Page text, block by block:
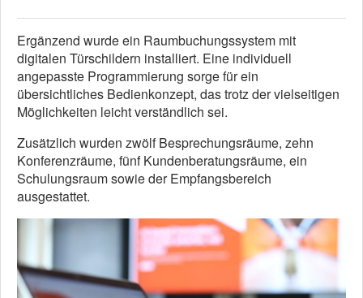
Ergänzend wurde ein Raumbuchungssystem mit
digitalen Türschildern installiert. Eine individuell
angepasste Programmierung sorge für ein
übersichtliches Bedienkonzept, das trotz der vielseitigen
Möglichkeiten leicht verständlich sei.
Zusätzlich wurden zwölf Besprechungsräume, zehn
Konferenzräume, fünf Kundenberatungsräume, ein
Schulungsraum sowie der Empfangsbereich
ausgestattet.